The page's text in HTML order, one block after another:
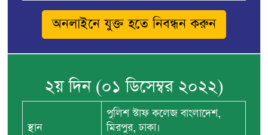
অনলাইনে যুক্ত হতে নিবন্ধন করুন
২য় দিন (০১ ডিসেম্বর ২০২২)
স্থান
পুলিশ স্টাফ কলেজ বাংলাদেশ,
মিরপুর, ঢাকা।